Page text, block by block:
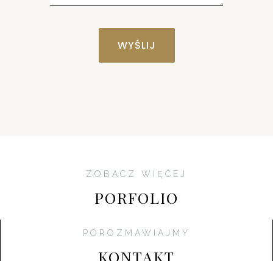
ZOBACZ WIĘCEJ
PORFOLIO
POROZMAWIAJMY
KONTAKT